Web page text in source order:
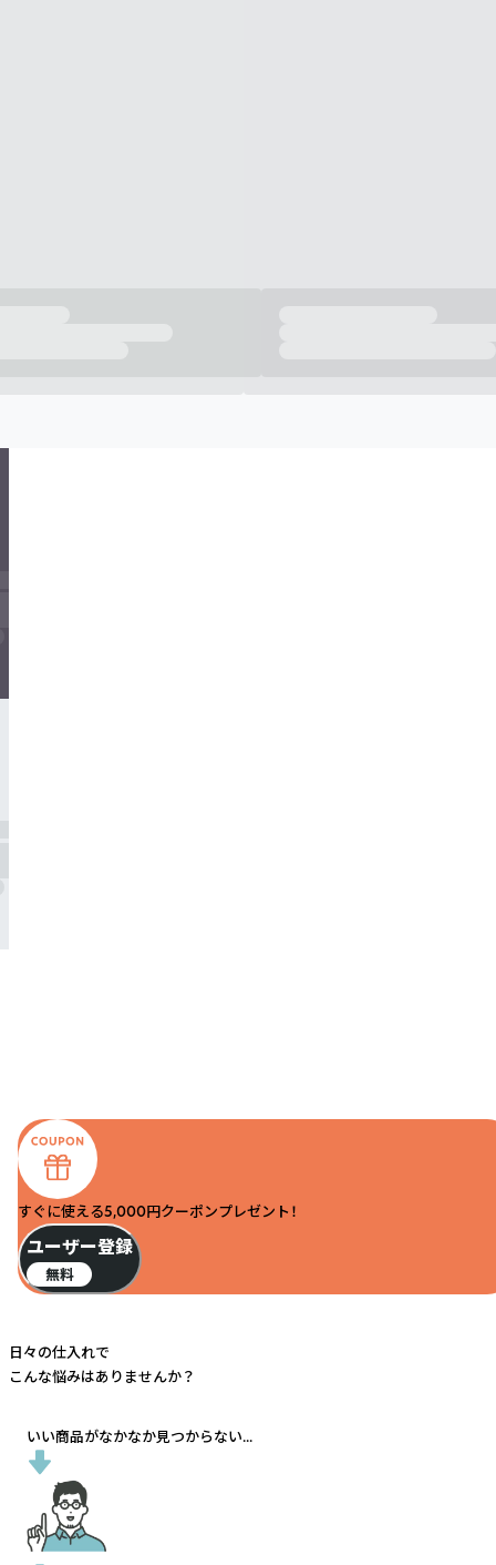
すぐに使える5,000円クーポンプレゼント！
ユーザー登録
無料
日々の仕入れで
こんな悩みはありませんか？
いい商品がなかなか見つからない...